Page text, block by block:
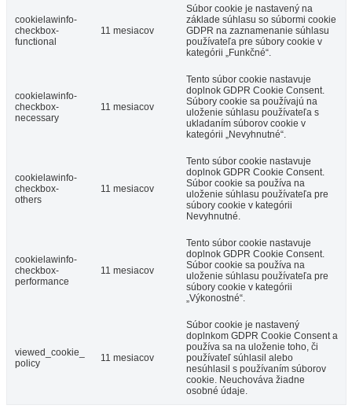
cookielawinfo-
checkbox-
functional
11 mesiacov
Súbor cookie je nastavený na
základe súhlasu so súbormi cookie
GDPR na zaznamenanie súhlasu
používateľa pre súbory cookie v
kategórii „Funkčné“.
cookielawinfo-
checkbox-
necessary
11 mesiacov
Tento súbor cookie nastavuje
doplnok GDPR Cookie Consent.
Súbory cookie sa používajú na
uloženie súhlasu používateľa s
ukladaním súborov cookie v
kategórii „Nevyhnutné“.
cookielawinfo-
checkbox-
others
11 mesiacov
Tento súbor cookie nastavuje
doplnok GDPR Cookie Consent.
Súbor cookie sa používa na
uloženie súhlasu používateľa pre
súbory cookie v kategórii
Nevyhnutné.
cookielawinfo-
checkbox-
performance
11 mesiacov
Tento súbor cookie nastavuje
doplnok GDPR Cookie Consent.
Súbor cookie sa používa na
uloženie súhlasu používateľa pre
súbory cookie v kategórii
„Výkonostné“.
viewed_cookie_
policy
11 mesiacov
Súbor cookie je nastavený
doplnkom GDPR Cookie Consent a
používa sa na uloženie toho, či
používateľ súhlasil alebo
nesúhlasil s používaním súborov
cookie. Neuchováva žiadne
osobné údaje.